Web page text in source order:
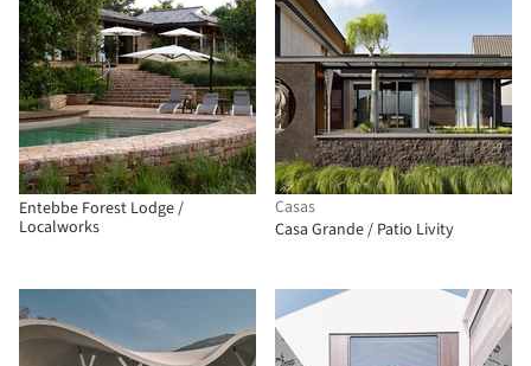
Entebbe Forest Lodge /
Localworks
Casas
Casa Grande / Patio Livity